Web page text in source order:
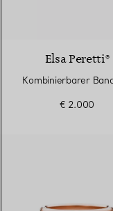
Elsa Peretti®
Kombinierbarer
€ 2.000